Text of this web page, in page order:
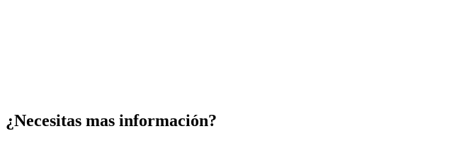
¿Necesitas mas información?